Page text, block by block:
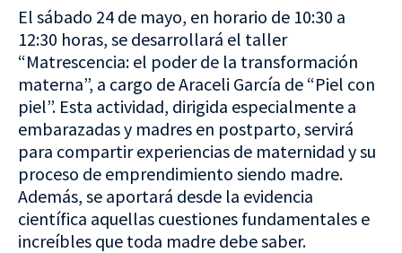
El sábado 24 de mayo, en horario de 10:30 a
12:30 horas, se desarrollará el taller
“Matrescencia: el poder de la transformación
materna”, a cargo de Araceli García de “Piel con
piel”. Esta actividad, dirigida especialmente a
embarazadas y madres en postparto, servirá
para compartir experiencias de maternidad y su
proceso de emprendimiento siendo madre.
Además, se aportará desde la evidencia
científica aquellas cuestiones fundamentales e
increíbles que toda madre debe saber.